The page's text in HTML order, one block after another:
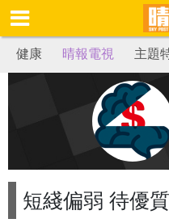
健康 晴報電視 主題
短綫偏弱 待優